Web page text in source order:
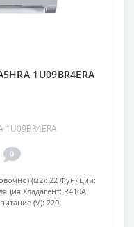
1U09BR4ERA
1U09BR4ERA
0
(м2): 22 Функции:
Хладагент: R410А
(V): 220